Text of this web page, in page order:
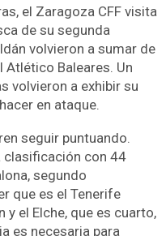
el Zaragoza CFF visita
de su segunda
volvieron a sumar de
Baleares. Un
volvieron a exhibir su
en ataque.
seguir puntuando.
clasificación con 44
segundo
que es el Tenerife
y el Elche, que es cuarto,
es necesaria para